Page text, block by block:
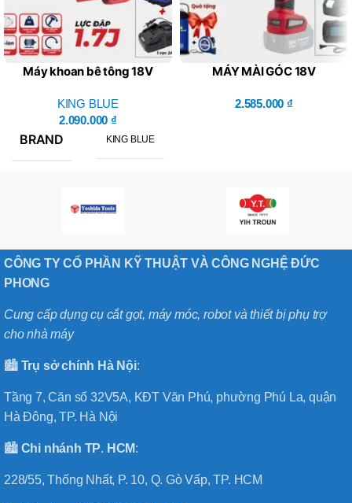
Máy khoan bê tông 18V
Chưa Bao Gồm Pin, Sạc)
KING BLUE
2.090.000 ₫
BRAND KING BLUE
MÁY MÀI GÓC 18V
1 Thân Máy, 1 Pin, 1 Sạc)
2.585.000 ₫
CÔNG TY CỔ PHẦN KỸ THUẬT VÀ CÔNG NGHỆ ĐỨC
PHONG
Cung cấp dụng cụ cắt gọt, máy móc, robot và thiết bị phụ trợ
cho nhà máy
🏙️ Trụ sở chính Hà Nội:
Tầng 7, Căn số 32V5A, KĐT Văn Phú, phường Phú La, quận
Hà Đông, TP. Hà Nội
🏙️ Chi nhánh TP. HCM:
228/55, Thống Nhất, P. 10, Q. Gò Vấp, TP. HCM